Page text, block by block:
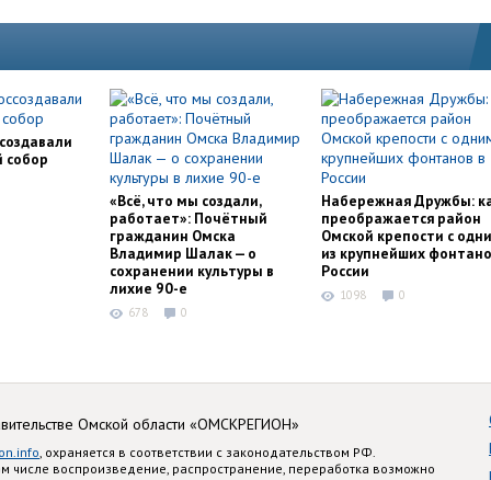
собор
«Всё, что мы создали,
работает»: Почётный
гражданин Омска
Владимир Шалак — о
сохранении культуры в
лихие 90-е
678 0
Набережная Дружбы:
преображается район
Омской крепости с
из крупнейших
России
1098 0
Омской области «ОМСКРЕГИОН»
, охраняется в соответствии с законодательством РФ.
числе воспроизведение, распространение, переработка возможно